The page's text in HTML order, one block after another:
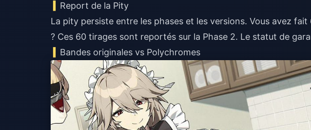
Report de la Pity
La pity persiste entre les phases et les versions. Vous avez fait
? Ces 60 tirages sont reportés sur la Phase 2. Le statut de
Bandes originales vs Polychromes